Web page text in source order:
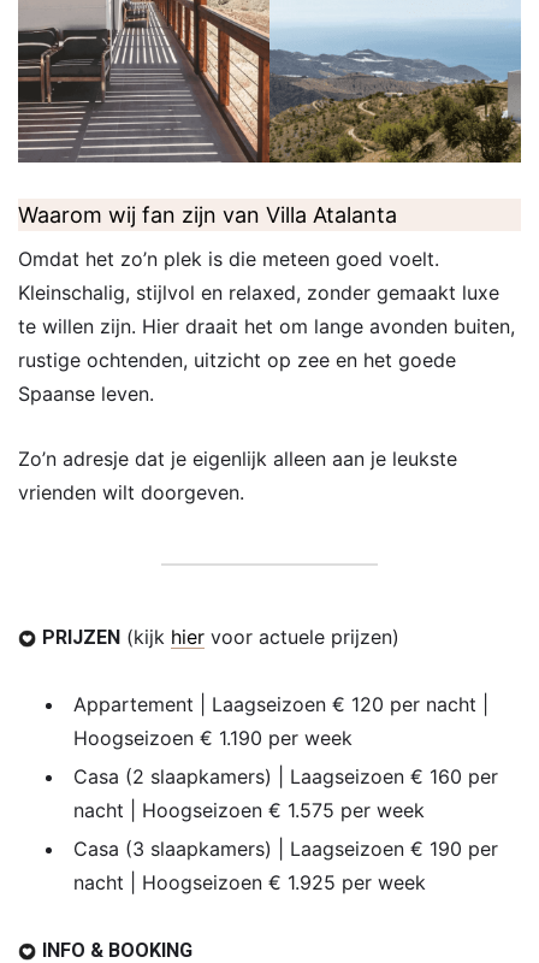
Waarom wij fan zijn van Villa Atalanta
Omdat het zo’n plek is die meteen goed voelt.
Kleinschalig, stijlvol en relaxed, zonder gemaakt luxe
te willen zijn. Hier draait het om lange avonden buiten,
rustige ochtenden, uitzicht op zee en het goede
Spaanse leven.
Zo’n adresje dat je eigenlijk alleen aan je leukste
vrienden wilt doorgeven.
PRIJZEN (kijk hier voor actuele prijzen)
Appartement | Laagseizoen € 120 per nacht |
Hoogseizoen € 1.190 per week
Casa (2 slaapkamers) | Laagseizoen € 160 per
nacht | Hoogseizoen € 1.575 per week
Casa (3 slaapkamers) | Laagseizoen € 190 per
nacht | Hoogseizoen € 1.925 per week
INFO & BOOKING